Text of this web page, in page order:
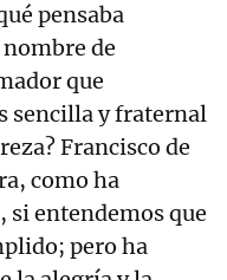
pensaba
de
que
sencilla y fraternal
Francisco de
como ha
si entendemos que
pero ha